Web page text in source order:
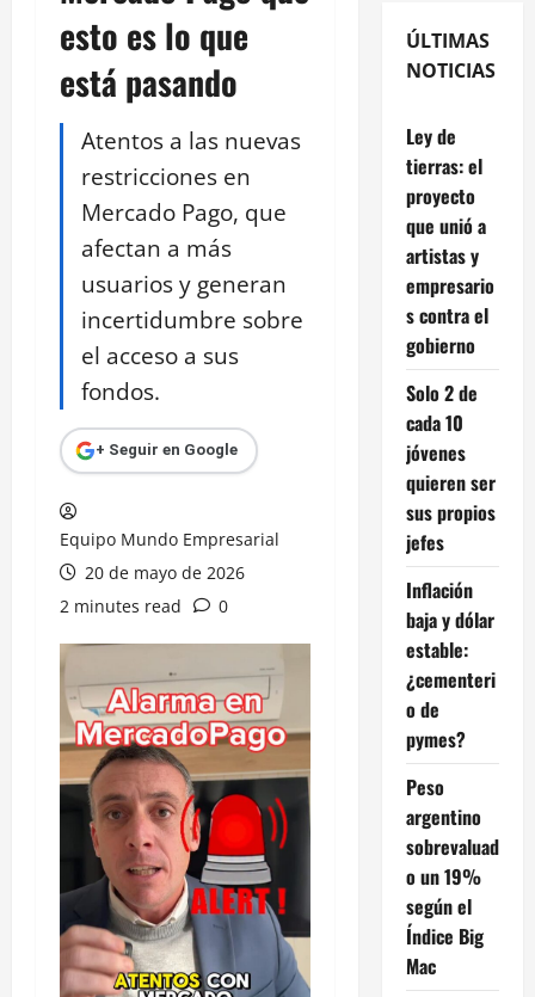
esto es lo que
está pasando
Atentos a las nuevas
restricciones en
Mercado Pago, que
afectan a más
usuarios y generan
incertidumbre sobre
el acceso a sus
fondos.
+ Seguir en Google
Equipo Mundo Empresarial
20 de mayo de 2026
2 minutes read
0
ÚLTIMAS
NOTICIAS
Ley de
tierras: el
proyecto
que unió a
artistas y
empresario
s contra el
gobierno
Solo 2 de
cada 10
jóvenes
quieren ser
sus propios
jefes
Inflación
baja y dólar
estable:
¿cementeri
o de
pymes?
Peso
argentino
sobrevaluad
o un 19%
según el
Índice Big
Mac